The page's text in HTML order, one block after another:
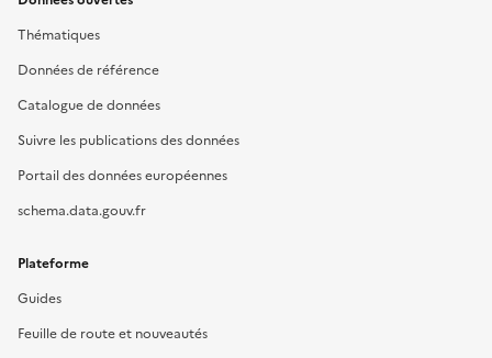
Thématiques
Données de référence
Catalogue de données
Suivre les publications des données
Portail des données européennes
schema.data.gouv.fr
Plateforme
Guides
Feuille de route et nouveautés